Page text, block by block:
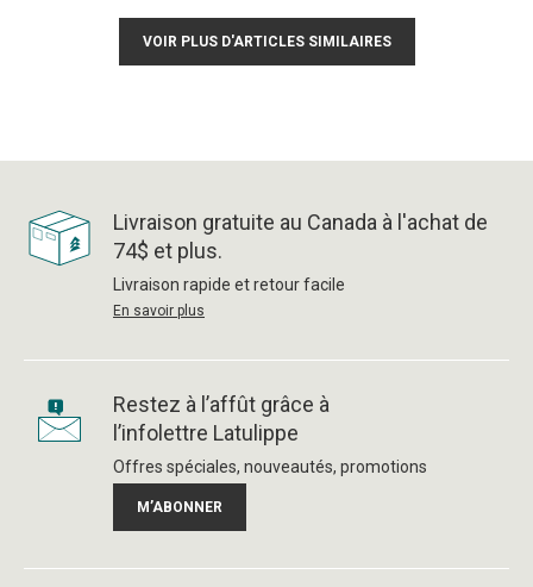
VOIR PLUS D'ARTICLES SIMILAIRES
Livraison gratuite au Canada à l'achat de
74$ et plus.
Livraison rapide et retour facile
En savoir plus
Restez à l’affût grâce à
l’infolettre Latulippe
Offres spéciales, nouveautés, promotions
M’ABONNER